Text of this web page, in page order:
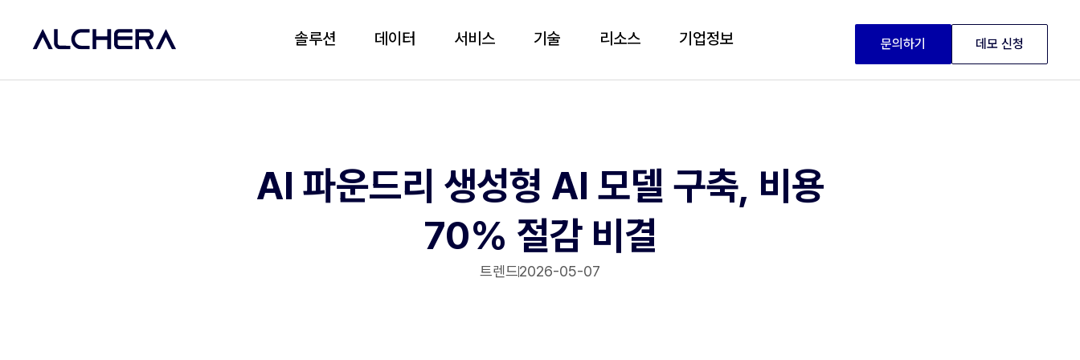
솔루션 데이터 서비스 기술 리소스 기업정보 문의하기 데모 신청
AI 파운드리 생성형 AI 모델 구축, 비용
70% 절감 비결
트렌드2026-05-07